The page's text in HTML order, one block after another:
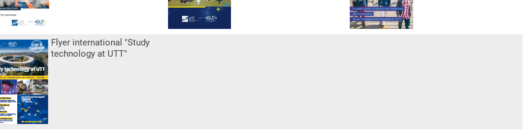
Flyer international "Study
technology at UTT"